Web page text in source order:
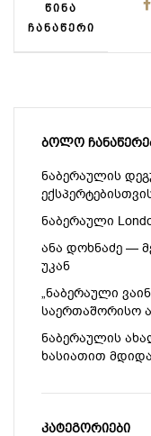
ᲬᲘᲜᲐ
ᲩᲐᲜᲐᲬᲔᲠᲘ
ᲑᲝᲚᲝ
ნაბერაულის
ნაბერაული
ანა დოხნაძე —
უკან
„ნაბერაული
საერთაშორისო
ნაბერაულის
ხასიათით
ᲙᲐᲢᲔᲒᲝᲠᲘᲔᲑᲘ